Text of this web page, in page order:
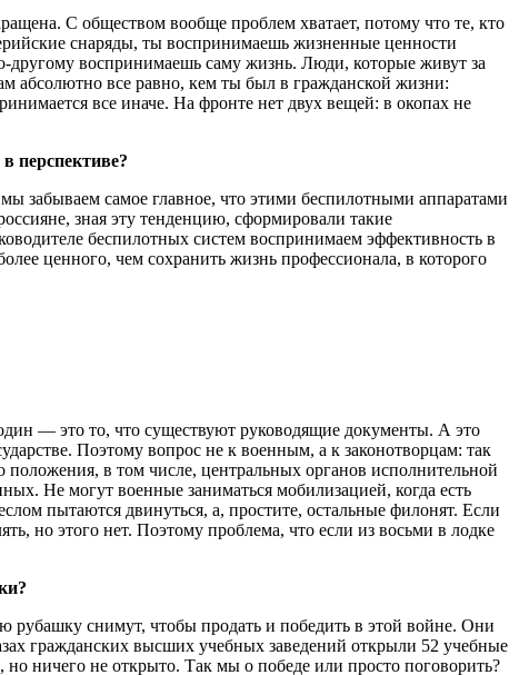
С обществом вообще проблем хватает, потому что те, кто
снаряды, ты воспринимаешь жизненные ценности
другому воспринимаешь саму жизнь. Люди, которые живут за
абсолютно все равно, кем ты был в гражданской жизни:
все иначе. На фронте нет двух вещей: в окопах не
перспективе?
забываем самое главное, что этими беспилотными аппаратами
зная эту тенденцию, сформировали такие
беспилотных систем воспринимаем эффективность в
ценного, чем сохранить жизнь профессионала, в которого
— это то, что существуют руководящие документы. А это
Поэтому вопрос не к военным, а к законотворцам: так
в том числе, центральных органов исполнительной
Не могут военные заниматься мобилизацией, когда есть
пытаются двинуться, а, простите, остальные филонят. Если
но этого нет. Поэтому проблема, что если из восьми в лодке
рубашку снимут, чтобы продать и победить в этой войне. Они
гражданских высших учебных заведений открыли 52 учебные
ничего не открыто. Так мы о победе или просто поговорить?